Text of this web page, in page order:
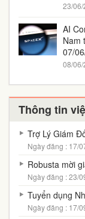
23/06/
AI
Nam
07/
08/06/
Thông tin
Trợ Lý Giám
Ngày đăng : 17/
Robusta mời
Ngày đăng : 23/
Tuyển dụng
Ngày đăng : 17/